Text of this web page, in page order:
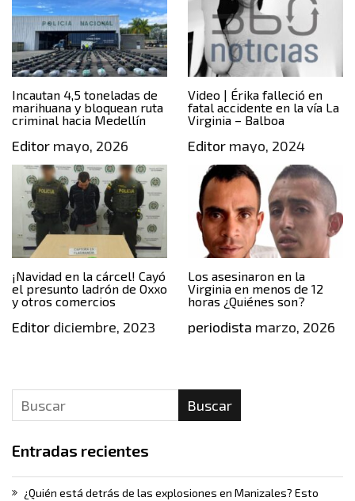
Incautan 4,5 toneladas de
marihuana y bloquean ruta
criminal hacia Medellín
Editor mayo, 2026
Video | Érika falleció en
fatal accidente en la vía La
Virginia – Balboa
Editormayo, 2024
¡Navidad en la cárcel! Cayó
el presunto ladrón de Oxxo
y otros comercios
Editor diciembre, 2023
Los asesinaron en la
Virginia en menos de 12
horas ¿Quiénes son?
periodista marzo, 2026
Buscar
Entradas recientes
¿Quién está detrás de las explosiones en Manizales? Esto